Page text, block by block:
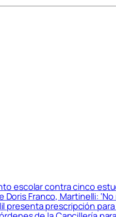
escolar contra cinco
Franco, Martinelli:
presenta prescripción